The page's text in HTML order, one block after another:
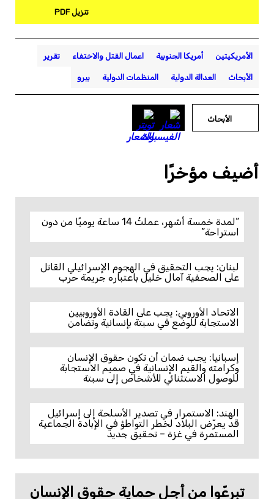
تنزيل PDF
الأمريكيتين أمريكا الجنوبية اعمال القتل والاختفاء تقرير
الأبحاث العدالة الدولية المنظمات الدولية بيرو
الأبحاث
أضيف مؤخرًا
“لمدة خمسة أشهر، عملتُ 14 ساعة يوميًا من دون
استراحة”
لبنان: يجب التحقيق في الهجوم الإسرائيلي القاتل
على الصحفية آمال خليل باعتباره جريمة حرب
الاتحاد الأوروبي: يجب على القادة الأوروبيين
الاستجابة للوضع في سبتة بإنسانية وتضامن
إسبانيا: يجب ضمان أن تكون حقوق الإنسان
وكرامته والقيم الإنسانية في صميم الاستجابة
للوصول الاستثنائي للأشخاص إلى سبتة
الهند: الاستمرار في تصدير الأسلحة إلى إسرائيل
قد يعرّض البلاد لخطر التواطؤ في الإبادة الجماعية
المستمرة في غزة – تحقيق جديد
تبرعّوا من أجل حماية حقوق الإنسان